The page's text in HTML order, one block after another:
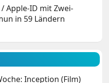
/Apple-ID mit Zwei-
in 59 Ländern
Inception (Film)